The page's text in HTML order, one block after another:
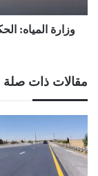
في
تكلفة
مقالات ذات صلة